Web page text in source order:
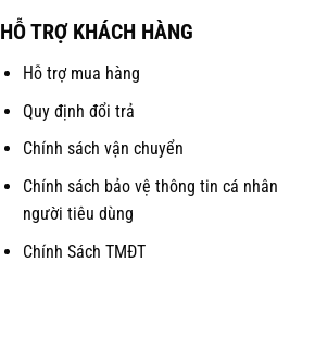
HỖ TRỢ KHÁCH HÀNG
Hỗ trợ mua hàng
Quy định đổi trả
Chính sách vận chuyển
Chính sách bảo vệ thông tin cá nhân
người tiêu dùng
Chính Sách TMĐT